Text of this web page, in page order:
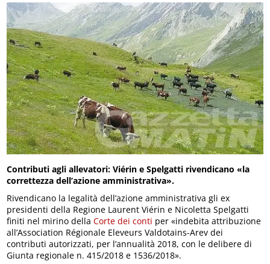
Contributi agli allevatori: Viérin e Spelgatti rivendicano «la
correttezza dell’azione amministrativa».
Rivendicano la legalità dell’azione amministrativa gli ex
presidenti della Regione Laurent Viérin e Nicoletta Spelgatti
finiti nel mirino dellaCorte dei conti per «indebita attribuzione
all’Association Régionale Eleveurs Valdotains-Arev dei
contributi autorizzati, per l’annualità 2018, con le delibere di
Giunta regionale n. 415/2018 e 1536/2018».